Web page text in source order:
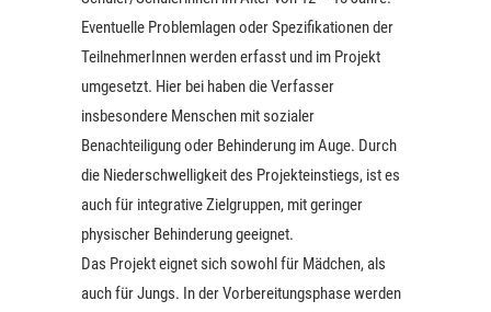
Eventuelle Problemlagen oder Spezifikationen der
TeilnehmerInnen werden erfasst und im Projekt
umgesetzt. Hier bei haben die Verfasser
insbesondere Menschen mit sozialer
Benachteiligung oder Behinderung im Auge. Durch
die Niederschwelligkeit des Projekteinstiegs, ist es
auch für integrative Zielgruppen, mit geringer
physischer Behinderung geeignet.
Das Projekt eignet sich sowohl für Mädchen, als
auch für Jungs. In der Vorbereitungsphase werden